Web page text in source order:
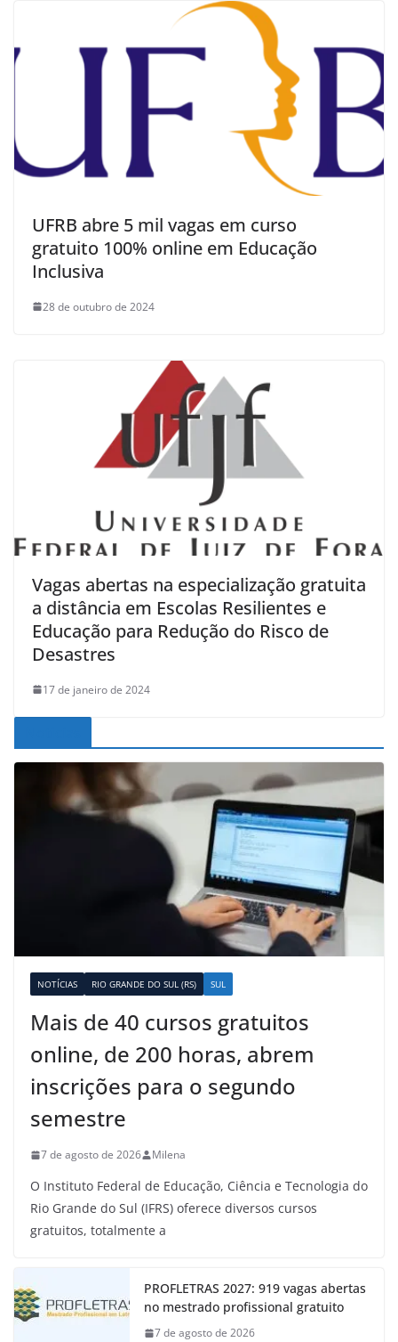
UFRB abre 5 mil vagas em curso
gratuito 100% online em Educação
Inclusiva
28 de outubro de 2024
Vagas abertas na especialização gratuita
a distância em Escolas Resilientes e
Educação para Redução do Risco de
Desastres
17 de janeiro de 2024
NOTÍCIAS RIO GRANDE DO SUL (RS) SUL
Mais de 40 cursos gratuitos
online, de 200 horas, abrem
inscrições para o segundo
semestre
7 de agosto de 2026 Milena
O Instituto Federal de Educação, Ciência e Tecnologia do
Rio Grande do Sul (IFRS) oferece diversos cursos
gratuitos, totalmente a
PROFLETRAS 2027: 919 vagas abertas
no mestrado profissional gratuito
7 de agosto de 2026